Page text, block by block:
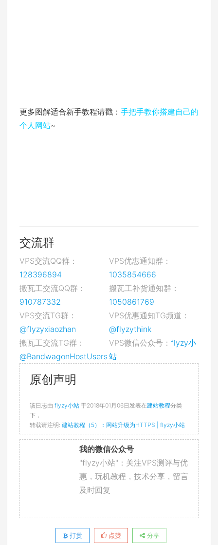
更多图解适合新手教程请戳： 手把手教你搭建自己的
个人网站~
交流群
VPS交流QQ群：
128396894
VPS优惠通知群：
1035854666
搬瓦工交流QQ群：
910787332
搬瓦工补货通知群：
1050861769
VPS交流TG群：
@flyzyxiaozhan
VPS优惠通知TG频道：
@flyzythink
搬瓦工交流TG群：
@BandwagonHostUsers
VPS微信公众号： flyzy小
站
原创声明
该日志由 flyzy小站 于2018年01月06日发表在建站教程分类
下，
转载请注明: 建站教程（5）：网站升级为HTTPS | flyzy小站
我的微信公众号
"flyzy小站"：关注VPS测评与优
惠，玩机教程，技术分享，留言
及时回复
打赏 点赞 分享